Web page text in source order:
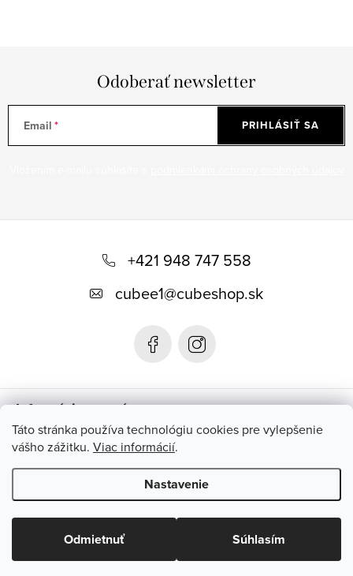
Táto stránka používa technológiu cookies pre vylepšenie
vášho zážitku. Viac informácií.
Nastavenie
Odmietnuť Súhlasím
Odoberať newsletter
Email PRIHLÁSIŤ SA
e
+421 948 747 558
cubee1@cubeshop.sk
Informácie pre vás
Instagram
Copyright 2026CUBESHOP.SK. Všetky práva vyhradené.Upraviť
nastavenie cookies